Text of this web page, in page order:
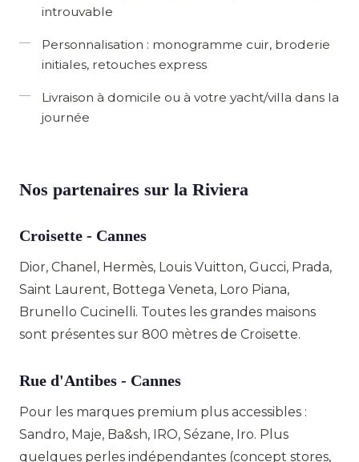
introuvable
Personnalisation : monogramme cuir, broderie
initiales, retouches express
Livraison à domicile ou à votre yacht/villa dans la
journée
Nos partenaires sur la Riviera
Croisette - Cannes
Dior, Chanel, Hermès, Louis Vuitton, Gucci, Prada,
Saint Laurent, Bottega Veneta, Loro Piana,
Brunello Cucinelli. Toutes les grandes maisons
sont présentes sur 800 mètres de Croisette.
Rue d'Antibes - Cannes
Pour les marques premium plus accessibles :
Sandro, Maje, Ba&sh, IRO, Sézane, Iro. Plus
quelques perles indépendantes (concept stores,